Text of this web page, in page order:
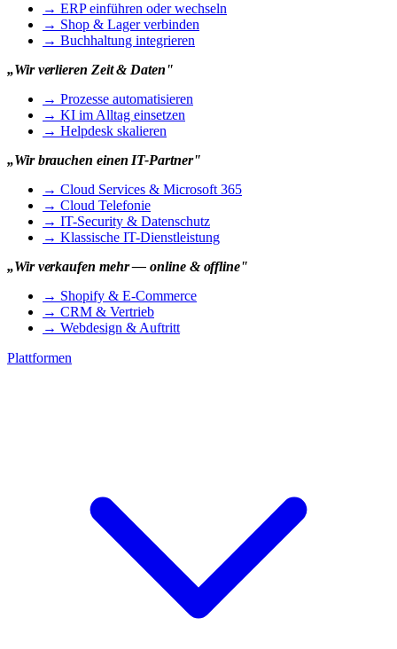
→ ERP einführen oder wechseln
→ Shop & Lager verbinden
→ Buchhaltung integrieren
„Wir verlieren Zeit & Daten"
→ Prozesse automatisieren
→ KI im Alltag einsetzen
→ Helpdesk skalieren
„Wir brauchen einen IT-Partner"
→ Cloud Services & Microsoft 365
→ Cloud Telefonie
→ IT-Security & Datenschutz
→ Klassische IT-Dienstleistung
„Wir verkaufen mehr — online & offline"
→ Shopify & E-Commerce
→ CRM & Vertrieb
→ Webdesign & Auftritt
Plattformen